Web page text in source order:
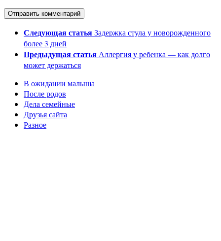
Следующая статьяЗадержка стула у новорожденного
более 3 дней
Предыдущая статья Аллергия у ребенка — как долго
может держаться
В ожидании малыша
После родов
Дела семейные
Друзья сайта
Разное